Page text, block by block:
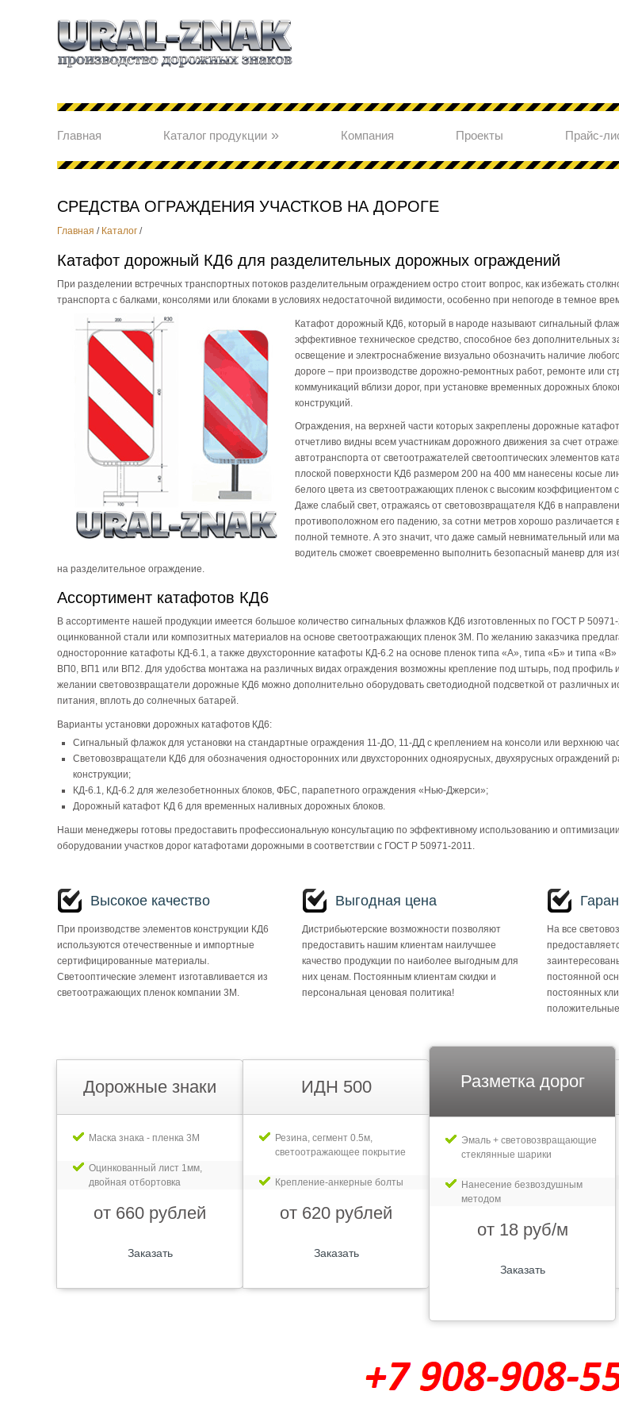
Главная Каталог продукции » Компания Проекты Прайс-
СРЕДСТВА ОГРАЖДЕНИЯ УЧАСТКОВ НА ДОРОГЕ
Главная / Каталог /
Катафот дорожный КД6 для разделительных дорожных ограждений
При разделении встречных транспортных потоков разделительным ограждением остро стоит вопрос, как избежать
транспорта с балками, консолями или блоками в условиях недостаточной видимости, особенно при непогоде в темное
Катафот дорожный КД6, который в народе называют сигнальный
эффективное техническое средство, способное без дополнительных
освещение и электроснабжение визуально обозначить наличие
дороге – при производстве дорожно-ремонтных работ, ремонте или
коммуникаций вблизи дорог, при установке временных дорожных
конструкций.
Ограждения, на верхней части которых закреплены дорожные
отчетливо видны всем участникам дорожного движения за счет
автотранспорта от светоотражателей светооптических элементов
плоской поверхности КД6 размером 200 на 400 мм нанесены косые
белого цвета из светоотражающих пленок с высоким коэффициентом
Даже слабый свет, отражаясь от световозвращателя КД6 в
противоположном его падению, за сотни метров хорошо различается
полной темноте. А это значит, что даже самый невнимательный или
водитель сможет своевременно выполнить безопасный маневр для
на разделительное ограждение.
Ассортимент катафотов КД6
В ассортименте нашей продукции имеется большое количество сигнальных флажков КД6 изготовленных по ГОСТ Р 50971-
оцинкованной стали или композитных материалов на основе светоотражающих пленок 3М. По желанию заказчика
односторонние катафоты КД-6.1, а также двухсторонние катафоты КД-6.2 на основе пленок типа «А», типа «Б» и типа «В»
ВП0, ВП1 или ВП2. Для удобства монтажа на различных видах ограждения возможны крепление под штырь, под профиль
желании световозвращатели дорожные КД6 можно дополнительно оборудовать светодиодной подсветкой от различных
питания, вплоть до солнечных батарей.
Варианты установки дорожных катафотов КД6:
Сигнальный флажок для установки на стандартные ограждения 11-ДО, 11-ДД с креплением на консоли или верхнюю
Световозвращатели КД6 для обозначения односторонних или двухсторонних одноярусных, двухярусных ограждений
конструкции;
КД-6.1, КД-6.2 для железобетнонных блоков, ФБС, парапетного ограждения «Нью-Джерси»;
Дорожный катафот КД 6 для временных наливных дорожных блоков.
Наши менеджеры готовы предоставить профессиональную консультацию по эффективному использованию и
оборудовании участков дорог катафотами дорожными в соответствии с ГОСТ Р 50971-2011.
Высокое качество
При производстве элементов конструкции КД6
используются отечественные и импортные
сертифицированные материалы.
Светооптические элемент изготавливается из
светоотражающих пленок компании 3М.
Выгодная цена
Дистрибьютерские возможности позволяют
предоставить нашим клиентам наилучшее
качество продукции по наиболее выгодным для
них ценам. Постоянным клиентам скидки и
персональная ценовая политика!
На все
постоянной
постоянных
Дорожные знаки
Маска знака - пленка 3М
Оцинкованный лист 1мм,
двойная отбортовка
от 660 рублей
Заказать
ИДН 500
Резина, сегмент 0.5м,
светоотражающее покрытие
Крепление-анкерные болты
от 620 рублей
Заказать
Разметка дорог
Эмаль + световозвращающие
стеклянные шарики
Нанесение безвоздушным
методом
от 18 руб/м
Заказать